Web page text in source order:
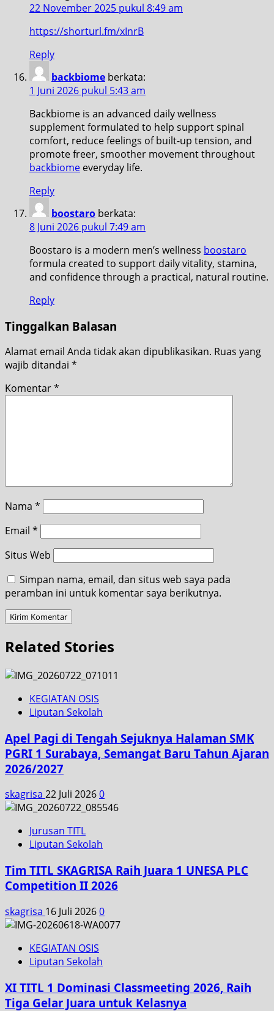
22 November 2025 pukul 8:49 am
https://shorturl.fm/xInrB
Reply
backbiome berkata:
1 Juni 2026 pukul 5:43 am
Backbiome is an advanced daily wellness
supplement formulated to help support spinal
comfort, reduce feelings of built-up tension, and
promote freer, smoother movement throughout
backbiome everyday life.
Reply
boostaro berkata:
8 Juni 2026 pukul 7:49 am
Boostaro is a modern men’s wellness boostaro
formula created to support daily vitality, stamina,
and confidence through a practical, natural routine.
Reply
Tinggalkan Balasan
Alamat email Anda tidak akan dipublikasikan. Ruas yang
wajib ditandai *
Komentar*
Nama *
Email *
Situs Web
Simpan nama, email, dan situs web saya pada
peramban ini untuk komentar saya berikutnya.
Related Stories
KEGIATAN OSIS
Liputan Sekolah
Apel Pagi di Tengah Sejuknya Halaman SMK
PGRI 1 Surabaya, Semangat Baru Tahun Ajaran
2026/2027
skagrisa 22 Juli 20260
Jurusan TITL
Liputan Sekolah
Tim TITL SKAGRISA Raih Juara 1 UNESA PLC
Competition II 2026
skagrisa 16 Juli 20260
KEGIATAN OSIS
Liputan Sekolah
XI TITL 1 Dominasi Classmeeting 2026, Raih
Tiga Gelar Juara untuk Kelasnya